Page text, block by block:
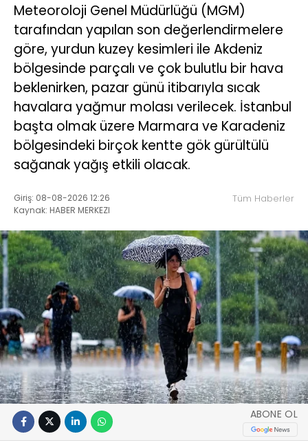
Meteoroloji Genel Müdürlüğü (MGM)
tarafından yapılan son değerlendirmelere
göre, yurdun kuzey kesimleri ile Akdeniz
bölgesinde parçalı ve çok bulutlu bir hava
beklenirken, pazar günü itibarıyla sıcak
havalara yağmur molası verilecek. İstanbul
başta olmak üzere Marmara ve Karadeniz
bölgesindeki birçok kentte gök gürültülü
sağanak yağış etkili olacak.
Giriş: 08-08-2026 12:26
Kaynak: HABER MERKEZI
Tüm Haberler
ABONE OL